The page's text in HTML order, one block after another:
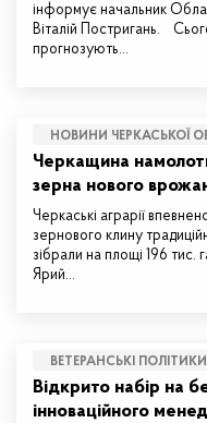
інформує начальник
Віталій Постригань.
прогнозують…
НОВИНИ ЧЕРКАСЬКОЇ
Черкащина
зерна нового
Черкаські аграрії
зернового клину
зібрали на площі 196
Ярий…
ВЕТЕРАНСЬКІ ПОЛІТИКИ
Відкрито набір на
інноваційного